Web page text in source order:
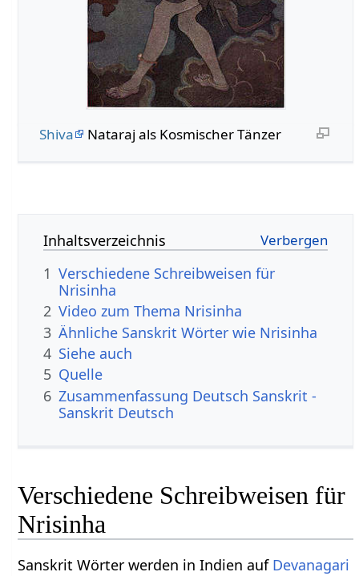
Shiva Nataraj als Kosmischer Tänzer
Inhaltsverzeichnis
1 Verschiedene Schreibweisen für
Nrisinha
2 Video zum Thema Nrisinha
3 Ähnliche Sanskrit Wörter wie Nrisinha
4 Siehe auch
5 Quelle
6 Zusammenfassung Deutsch Sanskrit -
Sanskrit Deutsch
Verschiedene Schreibweisen für
Nrisinha
Sanskrit Wörter werden in Indien auf Devanagari